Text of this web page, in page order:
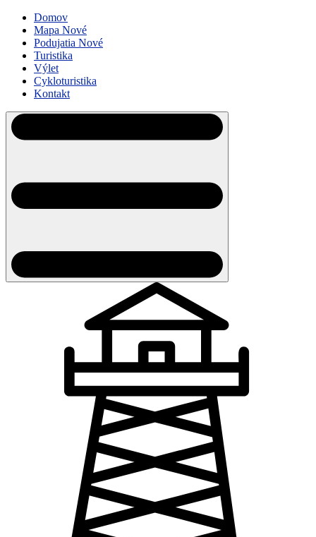
Domov
Mapa Nové
Podujatia Nové
Turistika
Výlet
Cykloturistika
Kontakt